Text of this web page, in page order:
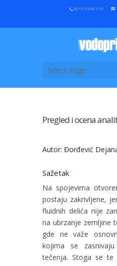
(011) 3230 119
Select Page
Pregled i ocena
Autor: Đorđević
Sažetak
Na spojevima
postaju zakrivljene,
fluidnih delića nije
na ubrzanje zemljine
gde ne važe
kojima se
tečenja. Stoga se te